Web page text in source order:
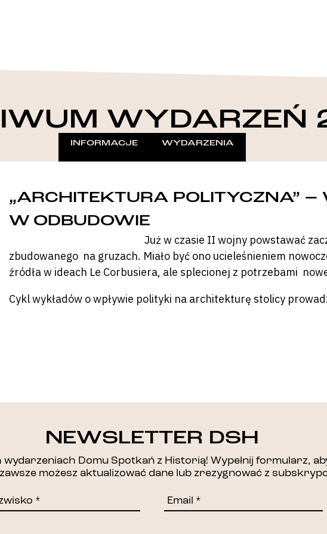
WYDARZEŃ
INFORMACJE WYDARZENIA
„ARCHITEKTURA POLITYCZNA”
W ODBUDOWIE
Już w czasie II wojny powstawać
zbudowanego na gruzach. Miało być ono ucieleśnieniem
źródła w ideach Le Corbusiera, ale splecionej z potrzebami
Cykl wykładów o wpływie polityki na architekturę stolicy
DZIĘKUJEMY!
NEWSLETTER DSH
Domu Spotkań z Historią! Wypełnij formularz,
możesz aktualizować dane lub zrezygnować z